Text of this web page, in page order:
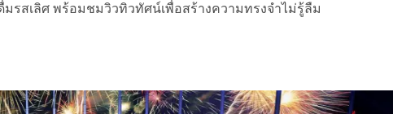
มรสเลิศ พร้อมชมวิวทิวทัศน์เพื่อสร้างความทรงจำไม่รู้ลืม